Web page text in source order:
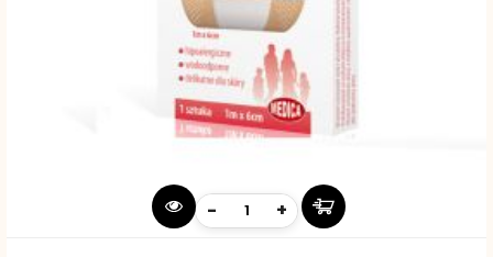
- +